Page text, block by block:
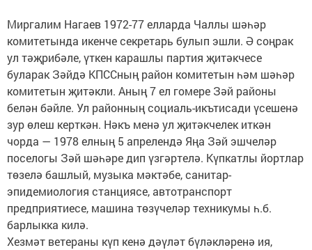
Миргалим Нагаев 1972-77 елларда Чаллы шәһәр
комитетында икенче секретарь булып эшли. Ә соңрак
ул тәҗрибәле, үткен карашлы партия җитәкчесе
буларак Зәйдә КПССның район комитетын һәм шәһәр
комитетын җитәкли. Аның 7 ел гомере Зәй районы
белән бәйле. Ул районның социаль-икътисади үсешенә
зур өлеш керткән. Нәкъ менә ул җитәкчелек иткән
чорда — 1978 елның 5 апрелендә Яңа Зәй эшчеләр
поселогы Зәй шәһәре дип үзгәртелә. Күпкатлы йортлар
төзелә башлый, музыка мәктәбе, санитар-
эпидемиология станциясе, автотранспорт
предприятиесе, машина төзүчеләр техникумы һ.б.
барлыкка килә.
Хезмәт ветераны күп кенә дәүләт бүләкләренә ия,